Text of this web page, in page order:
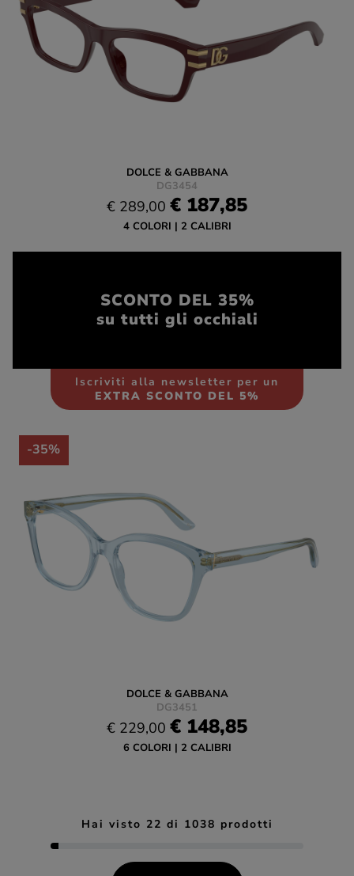
DOLCE & GABBANA
DG3454
€ 289,00 € 187,85
4 COLORI 2 CALIBRI
SCONTO DEL 35%
su tutti gli occhiali
Iscriviti alla newsletter per un
EXTRA SCONTO DEL 5%
-35%
DOLCE & GABBANA
DG3451
€ 229,00 € 148,85
6 COLORI 2 CALIBRI
Hai visto 22 di 1038 prodotti